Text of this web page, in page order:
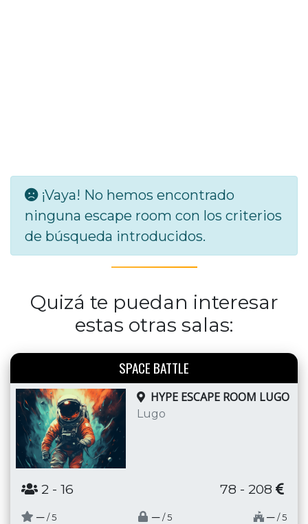
¡Vaya! No hemos encontrado
ninguna escape room con los criterios
de búsqueda introducidos.
Quizá te puedan interesar
estas otras salas:
SPACE BATTLE
HYPE ESCAPE ROOM LUGO
Lugo
2 - 16 78 - 208
─ / 5 ─ / 5 ─ / 5